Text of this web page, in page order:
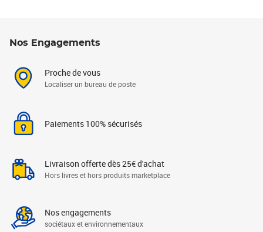
Nos Engagements
Proche de vous
Localiser un bureau de poste
Paiements 100% sécurisés
Livraison offerte dès 25€ d'achat
Hors livres et hors produits marketplace
Nos engagements
sociétaux et environnementaux